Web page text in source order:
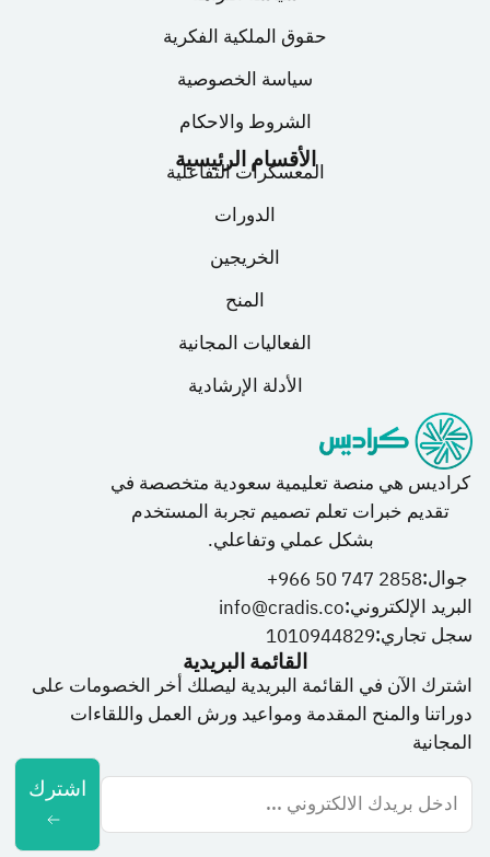
كراديس هي منصة تعليمية سعودية متخصصة في
تقديم خبرات تعلم تصميم تجربة المستخدم
بشكل عملي وتفاعلي.
جوال:966 50 747 2858+
البريد الإلكتروني:info@cradis.co
سجل تجاري:1010944829
الأقسام الرئيسية
المعسكرات التفاعلية
الدورات
الخريجين
المنح
الفعاليات المجانية
الأدلة الإرشادية
حقوق الملكية الفكرية
سياسة الخصوصية
الشروط والاحكام
القائمة البريدية
اشترك الآن في القائمة البريدية ليصلك أخر الخصومات على
دوراتنا والمنح المقدمة ومواعيد ورش العمل واللقاءات
المجانية
اشترك